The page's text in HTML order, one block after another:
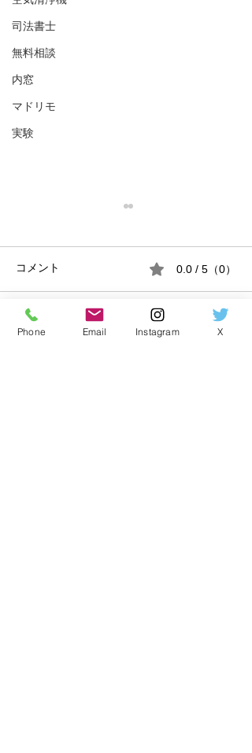
司法書士
無料相談
内窓
マドリモ
実験
【関西限定】YKK AP「ウ
コメント 0.0 / 5（0）
コメントと評価...
Phone Email Instagram X